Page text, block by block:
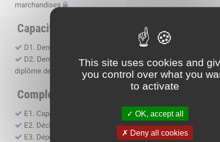
This site uses cookies and
you control over what you
to activate
OK, accept all
Deny all cookies
marchandises
Capacité professionnelle
D1. Demande d’attestation de capacité professionnelle
D2. Demande de certificat attestant l'obtention du
diplôme de capacité professionnelle
Compléments, suivi financier
E1. Capacité financière
E2. Déclaration de sous-traitance
E3. Dépôt des comptes annuels